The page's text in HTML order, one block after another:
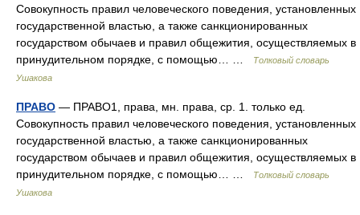
Совокупность правил человеческого поведения, установленных
государственной властью, а также санкционированных
государством обычаев и правил общежития, осуществляемых в
принудительном порядке, с помощью… …
Толковый словарь
Ушакова
ПРАВО — ПРАВО1, права, мн. права, ср. 1. только ед.
Совокупность правил человеческого поведения, установленных
государственной властью, а также санкционированных
государством обычаев и правил общежития, осуществляемых в
принудительном порядке, с помощью… …
Толковый словарь
Ушакова